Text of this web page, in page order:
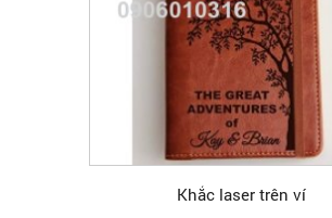
Khắc laser trên ví